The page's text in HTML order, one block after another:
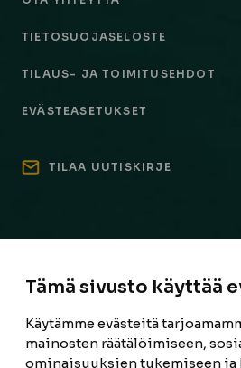
Tämä sivusto käyttää
Käytämme evästeitä
mainosten räätälöimiseen,
ominaisuuksien tukemiseen ja
TIETOSUOJASELOSTE
TILAUS- JA TOIMITUSEHDOT
EVÄSTEASETUKSET
TILAA UUTISKIRJE